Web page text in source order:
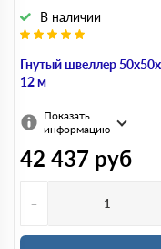
Гнутый швеллер
12 м
В наличии
Показать
информацию
42 437 руб
-